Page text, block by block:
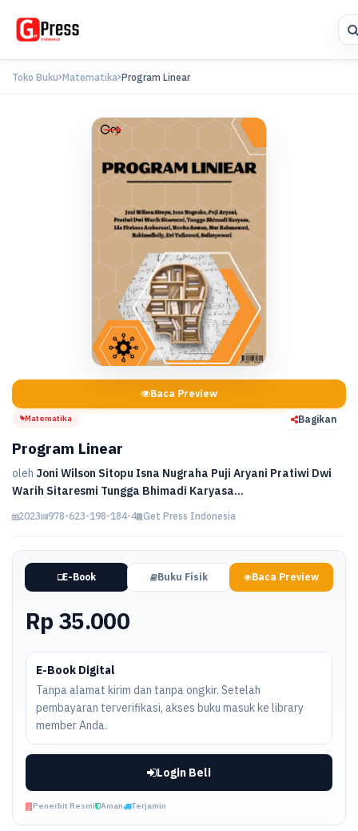
Toko Buku Matematika Program Linear
Baca Preview
Matematika Bagikan
Program Linear
oleh Joni Wilson Sitopu Isna Nugraha Puji Aryani Pratiwi Dwi
Warih Sitaresmi Tungga Bhimadi Karyasa...
2023 978-623-198-184-4 Get Press Indonesia
E-Book Buku Fisik Baca Preview
Rp 35.000
E-Book Digital
Tanpa alamat kirim dan tanpa ongkir. Setelah
pembayaran terverifikasi, akses buku masuk ke library
member Anda.
Login Beli
Penerbit Resmi Aman Terjamin